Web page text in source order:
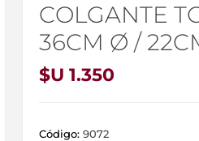
COLGANTE
36CM Ø /
$U 1.350
Código: 9072